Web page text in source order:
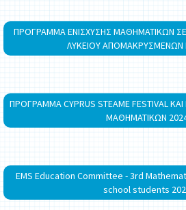
ΠΡΟΓΡΑΜΜΑ ΕΝΙΣΧΥΣΗΣ ΜΑΘΗΜΑΤΙΚΩΝ
ΛΥΚΕΙΟΥ ΑΠΟΜΑΚΡΥΣΜΕΝΩΝ
ΠΡΟΓΡΑΜΜΑ CYPRUS STEAME FESTIVAL
ΜΑΘΗΜΑΤΙΚΩΝ
EMS Education Committee - 3rd
school students